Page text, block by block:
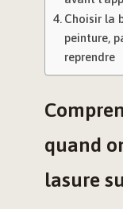
Choisir la
peinture,
reprendre
quand
lasure